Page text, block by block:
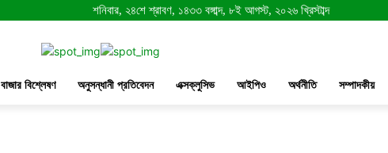
শনিবার, ২৪শে শ্রাবণ, ১৪৩৩ বঙ্গাব্দ, ৮ই আগস্ট, ২০২৬ খ্রিস্টাব্দ
বাজার বিশ্লেষণ অনুসন্ধানী প্রতিবেদন এক্সক্লুসিভ আইপিও অর্থনীতি সম্পাদকীয়